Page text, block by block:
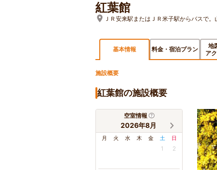
紅葉館
ＪＲ安来駅またはＪＲ米子駅からバスで
基本情報 料金・宿泊プラン
地
ア
施設概要
紅葉館の施設概要
空室情報
2026年8月
月 火 水 木 金 土 日
1 2